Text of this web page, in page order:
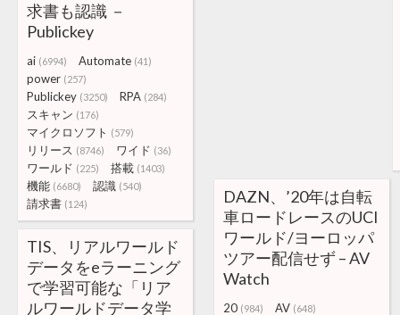
求書も認識 －
Publickey
ai (6994) Automate (41)
power (257)
Publickey (3250) RPA (284)
スキャン (176)
マイクロソフト (579)
リリース (8746) ワイド (36)
ワールド (225) 搭載 (1403)
機能 (6680) 認識 (540)
請求書 (124)
DAZN、’20年は自転
車ロードレースのUCI
ワールド/ヨーロッパ
ツアー配信せず – AV
Watch
20 (984) AV (648)
TIS、リアルワールド
データをeラーニング
で学習可能な「リア
ルワールドデータ学